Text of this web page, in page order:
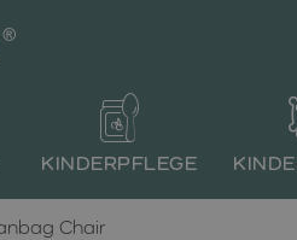
KINDERPFLEGE
Chair